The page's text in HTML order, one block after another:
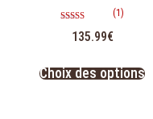
5.00
(1)
135.99€
Choix des options